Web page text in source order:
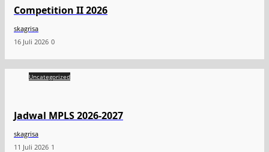
Competition II 2026
skagrisa
16 Juli 2026 0
Uncategorized
Jadwal MPLS 2026-2027
skagrisa
11 Juli 2026 1